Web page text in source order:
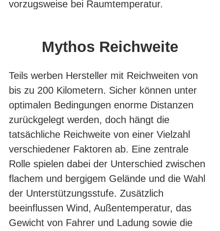
vorzugsweise bei Raumtemperatur.
Mythos Reichweite
Teils werben Hersteller mit Reichweiten von
bis zu 200 Kilometern. Sicher können unter
optimalen Bedingungen enorme Distanzen
zurückgelegt werden, doch hängt die
tatsächliche Reichweite von einer Vielzahl
verschiedener Faktoren ab. Eine zentrale
Rolle spielen dabei der Unterschied zwischen
flachem und bergigem Gelände und die Wahl
der Unterstützungsstufe. Zusätzlich
beeinflussen Wind, Außentemperatur, das
Gewicht von Fahrer und Ladung sowie die